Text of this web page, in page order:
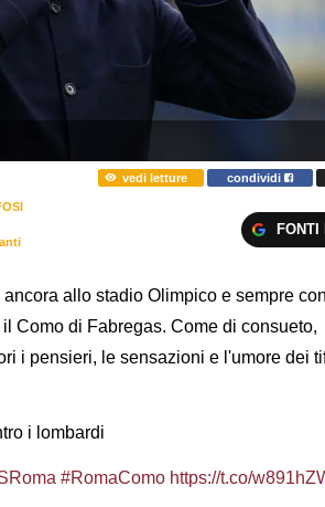
vedi letture condividi
FONTI
allo stadio Olimpico e sempre
Como di Fabregas. Come di consueto,
i pensieri, le sensazioni e l'umore dei
i lombardi
#RomaComo https://t.co/